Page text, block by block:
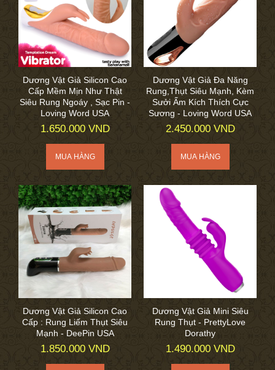
Dương Vật Giả Silicon Cao
Cấp Mềm Mịn Như Thật
Siêu Rung Ngoáy , Sạc Pin -
Loving Word USA
1.650.000 VND
Dương Vật Giả Đa Năng
Rung,Thụt Siêu Mạnh, Kèm
Sưởi Ấm Kích Thích Cực
Sương - Loving Word USA
2.450.000 VND
Dương Vật Giả Silicon Cao
Cấp : Rung Liếm Thụt Siêu
Mạnh - DeePin USA
1.850.000 VND
Dương Vật Giả Mini Siêu
Rung Thụt - PrettyLove
Dorathy
1.490.000 VND